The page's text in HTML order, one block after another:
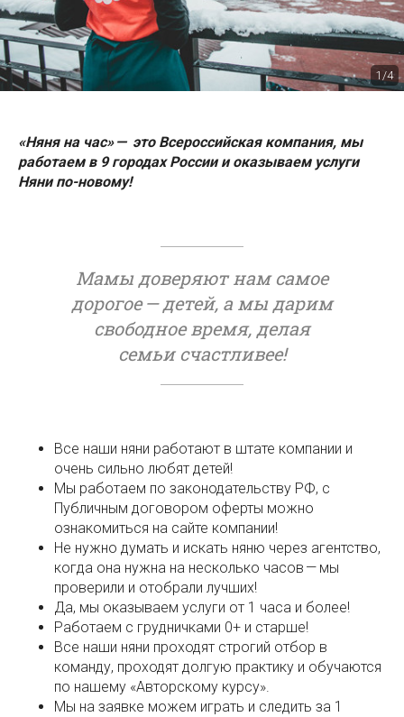
1/4
«Няня на час» — это Всероссийская компания, мы
работаем в 9 городах России и оказываем услуги
Няни по-новому!
Мамы доверяют нам самое
дорогое — детей, а мы дарим
свободное время, делая
семьи счастливее!
Все наши няни работают в штате компании и
очень сильно любят детей!
Мы работаем по законодательству РФ, с
Публичным договором оферты можно
ознакомиться на сайте компании!
Не нужно думать и искать няню через агентство,
когда она нужна на несколько часов — мы
проверили и отобрали лучших!
Да, мы оказываем услуги от 1 часа и более!
Работаем с грудничками 0+ и старше!
Все наши няни проходят строгий отбор в
команду, проходят долгую практику и обучаются
по нашему «Авторскому курсу».
Мы на заявке можем играть и следить за 1